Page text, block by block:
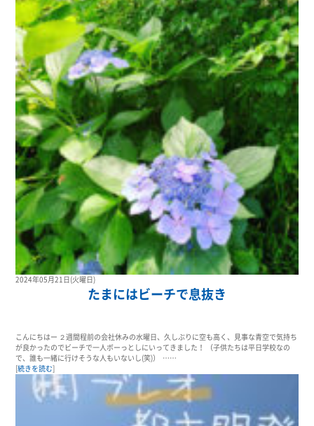
2024年05月21日(火曜日)
たまにはビーチで息抜き
こんにちはー ２週間程前の会社休みの水曜日、久しぶりに空も高く、見事な青空で気持ち
が良かったのでビーチで一人ボーっとしにいってきました！ （子供たちは平日学校なの
で、誰も一緒に行けそうな人もいないし(笑)） ……
[続きを読む